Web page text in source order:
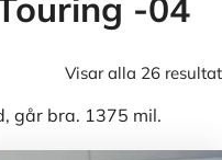
-04
Visar alla 26 resultat
går bra. 1375 mil.